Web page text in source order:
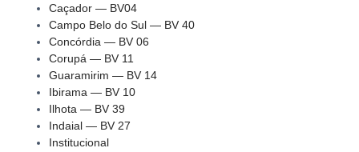
Caçador — BV04
Campo Belo do Sul — BV 40
Concórdia — BV 06
Corupá — BV 11
Guaramirim — BV 14
Ibirama — BV 10
Ilhota — BV 39
Indaial — BV 27
Institucional